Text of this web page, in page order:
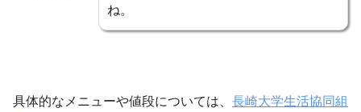
ね。
具体的なメニューや値段については、 長崎大学生活協同組